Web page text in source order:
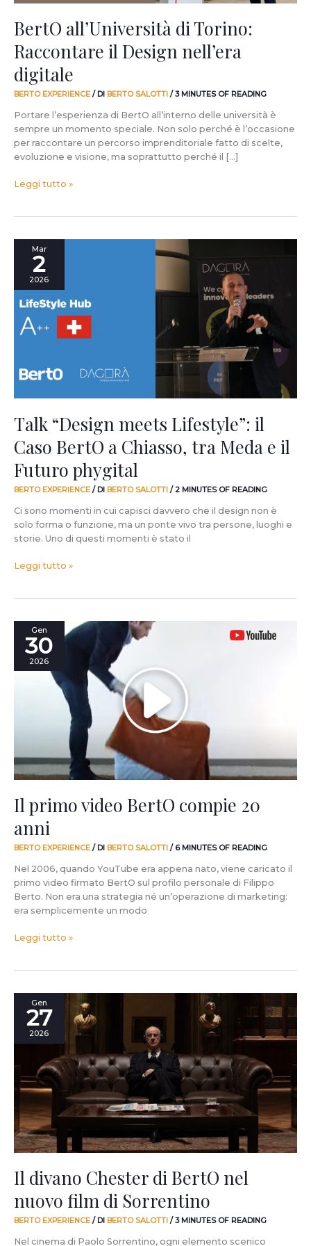
BertO all’Università di Torino:
Raccontare il Design nell’era
digitale
BERTO EXPERIENCE / DI BERTO SALOTTI /3 MINUTES OF READING
Portare l’esperienza di BertO all’interno delle università è
sempre un momento speciale. Non solo perché è l’occasione
per raccontare un percorso imprenditoriale fatto di scelte,
evoluzione e visione, ma soprattutto perché il […]
Leggi tutto »
Mar
2
2026
Talk “Design meets Lifestyle”: il
Caso BertO a Chiasso, tra Meda e il
Futuro phygital
BERTO EXPERIENCE / DI BERTO SALOTTI /2 MINUTES OF READING
Ci sono momenti in cui capisci davvero che il design non è
solo forma o funzione, ma un ponte vivo tra persone, luoghi e
storie. Uno di questi momenti è stato il
Talk
“Design
meets
Caso
BertO
tra
Meda
e
Futuro
phygital
Leggi tutto »
Gen
30
2026
Il primo video BertO compie 20
anni
BERTO EXPERIENCE / DI BERTO SALOTTI / 6 MINUTES OF READING
Nel 2006, quando YouTube era appena nato, viene caricato il
primo video firmato BertO sul profilo personale di Filippo
Berto. Non era una strategia né un’operazione di marketing:
era semplicemente un modo
primo
video
Leggi tutto »
Gen
27
2026
Il divano Chester di BertO nel
nuovo film di Sorrentino
BERTO EXPERIENCE / DI BERTO SALOTTI /3 MINUTES OF READING
Nel cinema di Paolo Sorrentino, ogni elemento scenico
divano
Chester
nel
nuovo
film
di
Sorrentino